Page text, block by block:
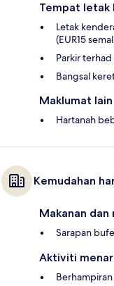
Tempat letak
Letak
(EUR15
Parkir
Bangsal
Maklumat lain
Hartanah
Kemudahan
Makanan dan
Sarapan
Aktiviti